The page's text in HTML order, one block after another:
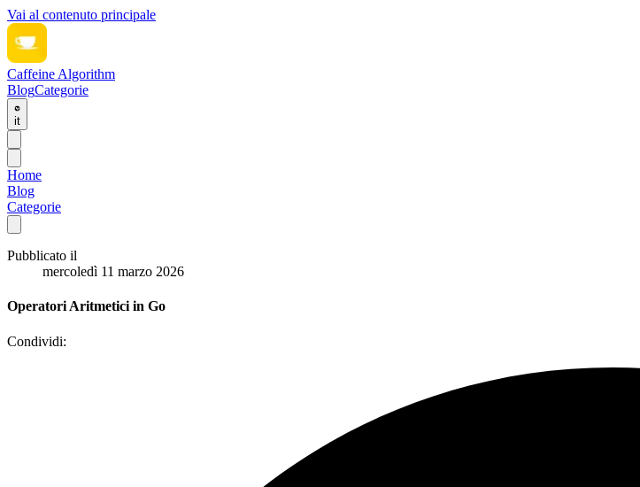
Vai al contenuto principale
Caffeine Algorithm
BlogCategorie
it
Home
Blog
Categorie
Pubblicato il
mercoledì 11 marzo 2026
Operatori Aritmetici in Go
Condividi: